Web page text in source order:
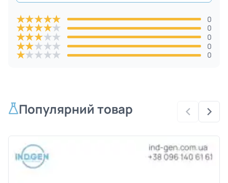
★★★★★ 0
★★★★★ 0
★★★★★ 0
★★★★★ 0
★★★★★ 0
Популярний товар